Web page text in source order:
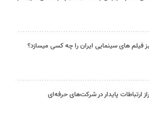
فیلم های سینمایی ایران را چه کسی میسازد؟
ارتباطات پایدار در شرکت‌های حرفه‌ای